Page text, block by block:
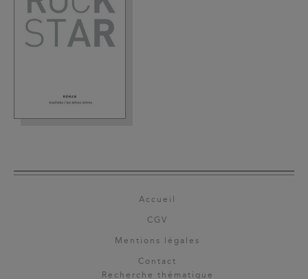
Accueil
CGV
Mentions légales
Contact
Recherche thématique